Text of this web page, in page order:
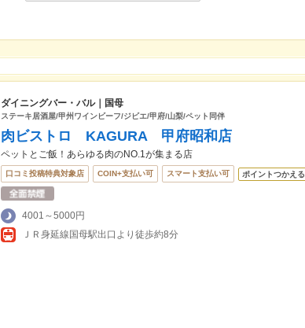
ダイニングバー・バル｜国母
ステーキ居酒屋/甲州ワインビーフ/ジビエ/甲府/山梨/ペット同伴
肉ビストロ KAGURA 甲府昭和店
ペットとご飯！あらゆる肉のNO.1が集まる店
口コミ投稿特典対象店 COIN+支払い可 スマート支払い可 ポイントつかえる
4001～5000円
ＪＲ身延線国母駅出口より徒歩約8分